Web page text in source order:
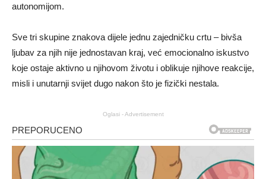
autonomijom.
Sve tri skupine znakova dijele jednu zajedničku crtu – bivša
ljubav za njih nije jednostavan kraj, već emocionalno iskustvo
koje ostaje aktivno u njihovom životu i oblikuje njihove reakcije,
misli i unutarnji svijet dugo nakon što je fizički nestala.
Oglasi - Advertisement